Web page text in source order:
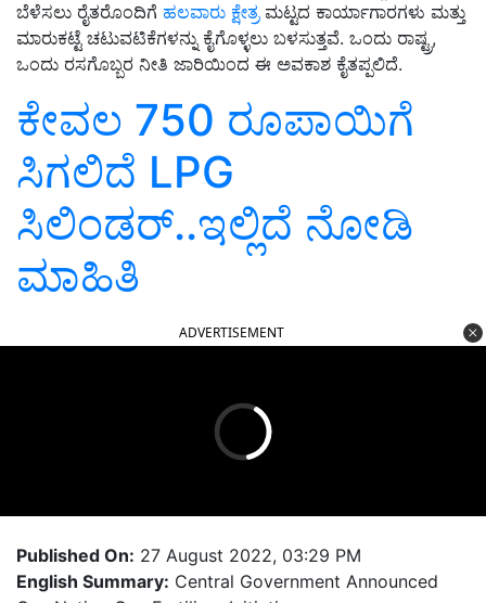
ಬೆಳೆಸಲು ರೈತರೊಂದಿಗೆ ಹಲವಾರು ಕ್ಷೇತ್ರಮಟ್ಟದ ಕಾರ್ಯಾಗಾರಗಳು ಮತ್ತು
ಮಾರುಕಟ್ಟೆ ಚಟುವಟಿಕೆಗಳನ್ನು ಕೈಗೊಳ್ಳಲು ಬಳಸುತ್ತವೆ. ಒಂದು ರಾಷ್ಟ್ರ,
ಒಂದು ರಸಗೊಬ್ಬರ ನೀತಿ ಜಾರಿಯಿಂದ ಈ ಅವಕಾಶ ಕೈತಪ್ಪಲಿದೆ.
ಕೇವಲ 750 ರೂಪಾಯಿಗೆ
ಸಿಗಲಿದೆ LPG
ಸಿಲಿಂಡರ್‌..ಇಲ್ಲಿದೆ ನೋಡಿ
ಮಾಹಿತಿ
ADVERTISEMENT
Published On: 27 August 2022, 03:29 PM
English Summary: Central Government Announced